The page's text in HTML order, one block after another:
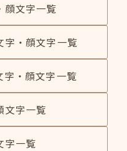
顔文字一覧
字・顔文字一覧
字・顔文字一覧
文字一覧
字一覧